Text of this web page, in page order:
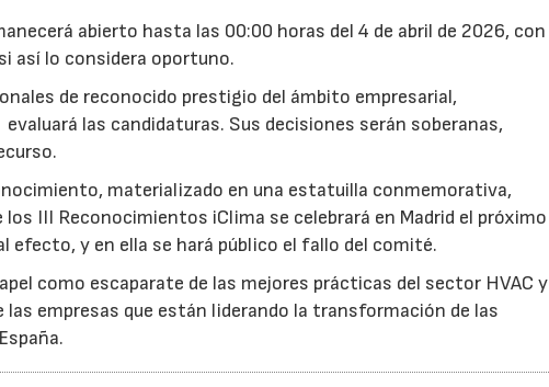
abierto hasta las 00:00 horas del 4 de abril de 2026, con
así lo considera oportuno.
de reconocido prestigio del ámbito empresarial,
las candidaturas. Sus decisiones serán soberanas,
materializado en una estatuilla conmemorativa,
III Reconocimientos iClima se celebrará en Madrid el próximo
efecto, y en ella se hará público el fallo del comité.
como escaparate de las mejores prácticas del sector HVAC y
empresas que están liderando la transformación de las